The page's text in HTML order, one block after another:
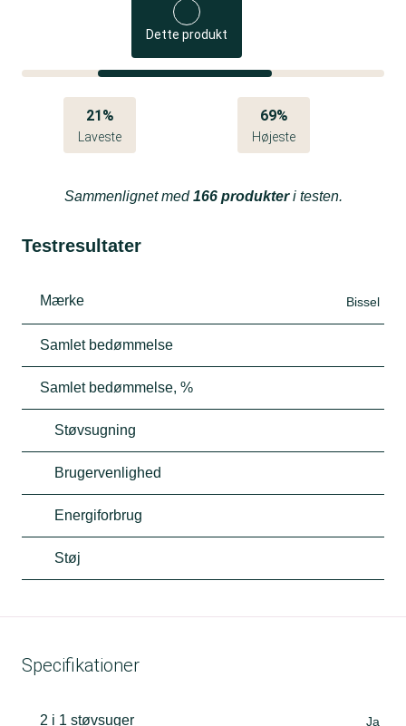
Dette produkt
21%
Laveste
69%
Højeste
Sammenlignet med166 produkteri testen.
Testresultater
Mærke Bissel
Samlet bedømmelse
Samlet bedømmelse, %
Støvsugning
Brugervenlighed
Energiforbrug
Støj
Specifikationer
2 i 1 støvsuger Ja